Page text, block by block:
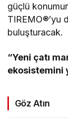
güçlü
TIREMO®’yu
buluşturacak.
“Yeni çatı
ekosistemini
Göz Atın